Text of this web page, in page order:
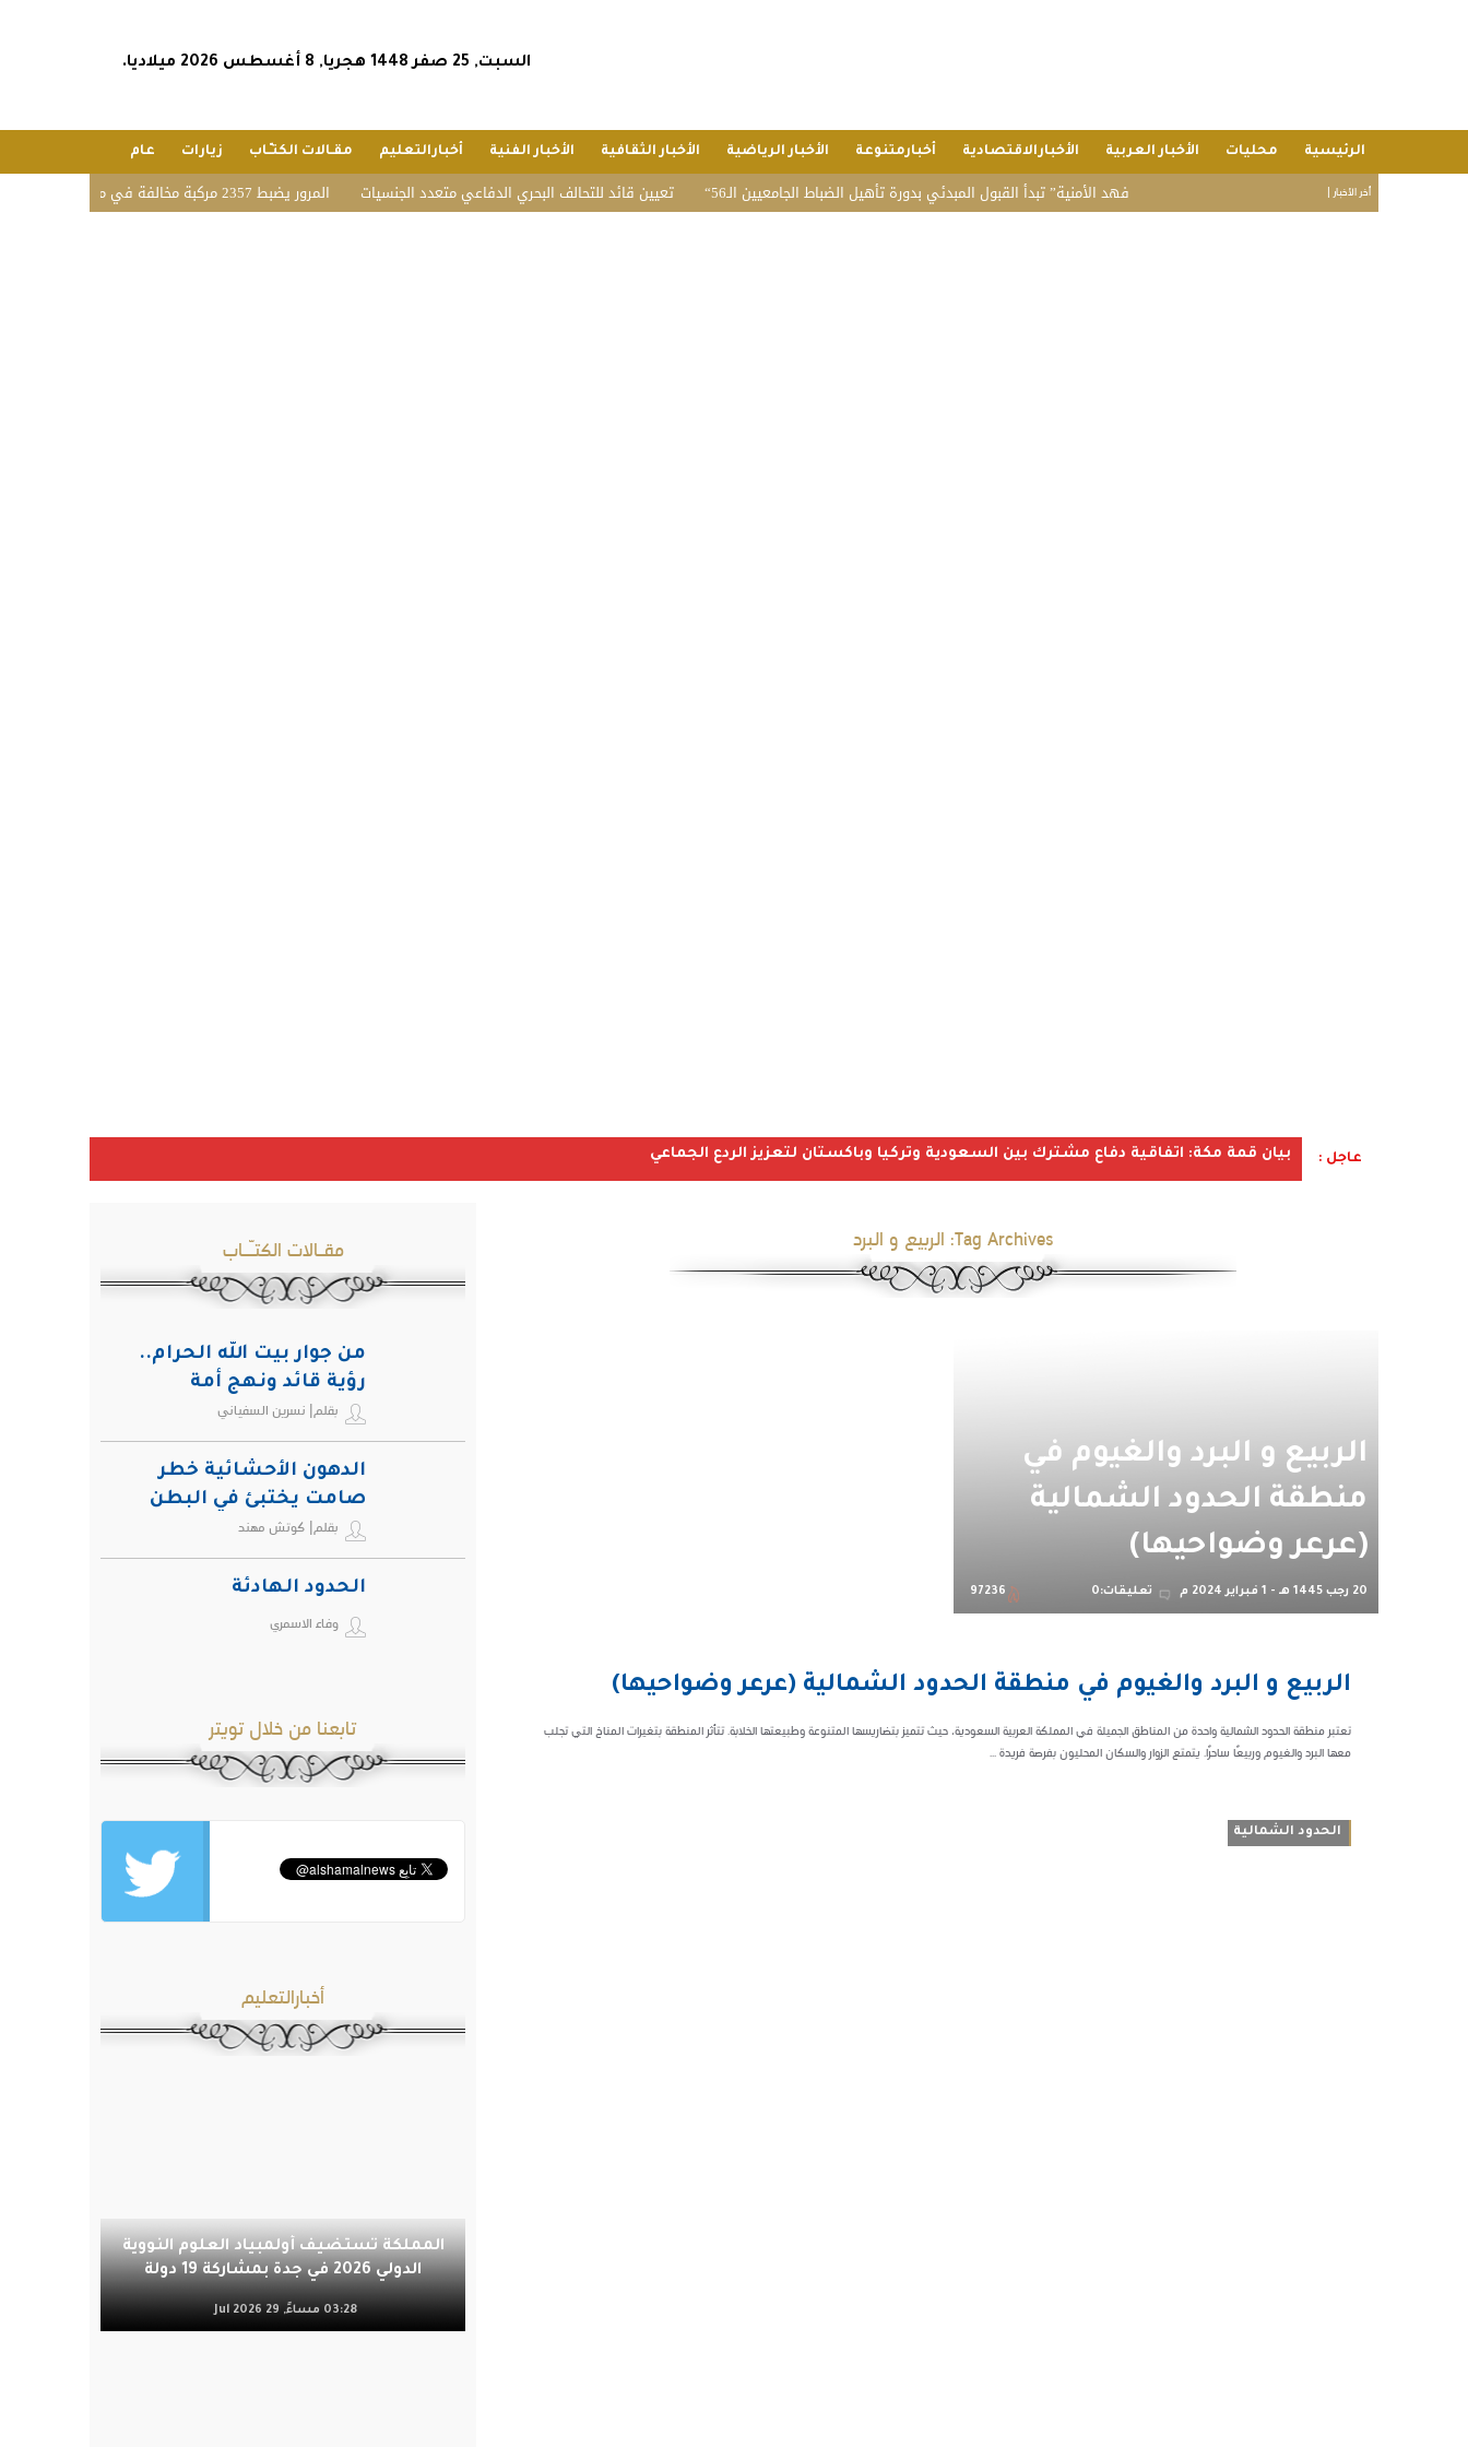
السبت, 25 صفر 1448 هجريا, 8 أغسطس 2026 ميلاديا.
الرئيسية محليات الأخبار العربية الأخبارالاقتصادية أخبارمتنوعة الأخبار الرياضية الأخبار الثقافية الأخبار الفنية أخبارالتعليم مقـالات الكتـّـاب زيارات عام
أخر الأخبار | المرور يضبط 2357 مركبة مخالفة في مواقف الأشخاص ذوي الإعاقة بمختلف مناطق المملكة تعيين قائد للتحالف البحري الدفاعي متعدد الجنسيات “فهد الأمنية” تبدأ القبول المبدئي بدورة تأهيل الضباط الجامعيين الـ56
عاجل : بيان قمة مكة: اتفاقية دفاع مشترك بين السعودية وتركيا وباكستان لتعزيز الردع الجماعي
Tag Archives: الربيع و البرد
الربيع و البرد والغيوم في
منطقة الحدود الشمالية
(عرعر وضواحيها)
20 رجب 1445 هـ - 1 فبراير 2024 م تعليقات:0 97236
الربيع و البرد والغيوم في منطقة الحدود الشمالية (عرعر وضواحيها)
تعتبر منطقة الحدود الشمالية واحدة من المناطق الجميلة في المملكة العربية السعودية، حيث تتميز بتضاريسها المتنوعة وطبيعتها الخلابة. تتأثر المنطقة بتغيرات المناخ التي تجلب
معها البرد والغيوم وربيعًا ساحرًا. يتمتع الزوار والسكان المحليون بفرصة فريدة ...
الحدود الشمالية
مقـالات الكتـّـاب
من جوار بيت الله الحرام..
رؤية قائد ونهج أمة
بقلم| نسرين السفياني
الدهون الأحشائية خطر
صامت يختبئ في البطن
ويهدد صحة الإنسان
بقلم| كوتش مهند
الحدود الهادئة
وفاء الاسمري
تابعنا من خلال تويتر
أخبارالتعليم
المملكة تستضيف أولمبياد العلوم النووية
الدولي 2026 في جدة بمشاركة 19 دولة
03:28 مساءً, 29 Jul 2026